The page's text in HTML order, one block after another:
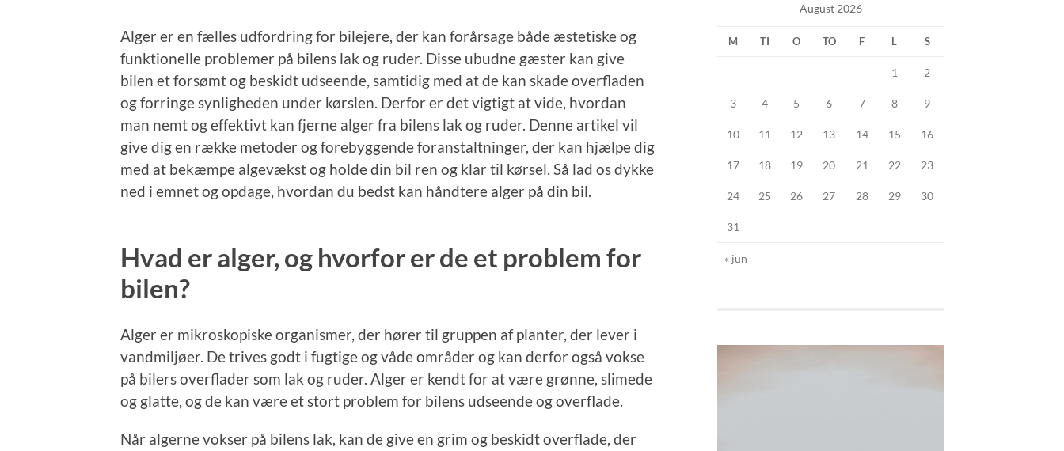
Alger er en fælles udfordring for bilejere, der kan forårsage både æstetiske og
funktionelle problemer på bilens lak og ruder. Disse ubudne gæster kan give
bilen et forsømt og beskidt udseende, samtidig med at de kan skade overfladen
og forringe synligheden under kørslen. Derfor er det vigtigt at vide, hvordan
man nemt og effektivt kan fjerne alger fra bilens lak og ruder. Denne artikel vil
give dig en række metoder og forebyggende foranstaltninger, der kan hjælpe dig
med at bekæmpe algevækst og holde din bil ren og klar til kørsel. Så lad os dykke
ned i emnet og opdage, hvordan du bedst kan håndtere alger på din bil.
Hvad er alger, og hvorfor er de et problem for
bilen?
Alger er mikroskopiske organismer, der hører til gruppen af planter, der lever i
vandmiljøer. De trives godt i fugtige og våde områder og kan derfor også vokse
på bilers overflader som lak og ruder. Alger er kendt for at være grønne, slimede
og glatte, og de kan være et stort problem for bilens udseende og overflade.
Når algerne vokser på bilens lak, kan de give en grim og beskidt overflade, der
August 2026
M TI O TO F L S
1 2
3 4 5 6 7 8 9
10 11 12 13 14 15 16
17 18 19 20 21 22 23
24 25 26 27 28 29 30
31
« jun